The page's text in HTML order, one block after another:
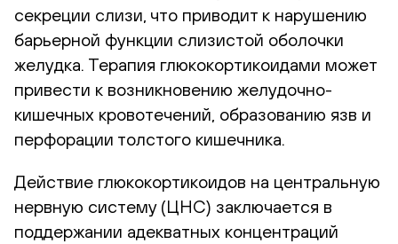
секреции слизи, что приводит к нарушению
барьерной функции слизистой оболочки
желудка. Терапия глюкокортикоидами может
привести к возникновению желудочно-
кишечных кровотечений, образованию язв и
перфорации толстого кишечника.
Действие глюкокортикоидов на центральную
нервную систему (ЦНС) заключается в
поддержании адекватных концентраций